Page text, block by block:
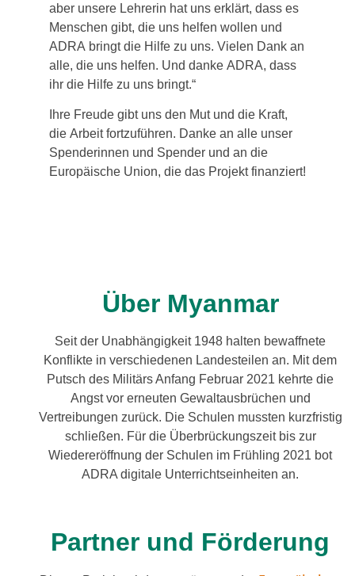
aber unse­re Lehrerin hat uns erklärt, dass es
Menschen gibt, die uns hel­fen wol­len und
ADRA bringt die Hilfe zu uns. Vielen Dank an
alle, die uns hel­fen. Und dan­ke ADRA, dass
ihr die Hilfe zu uns bringt.“
Ihre Freude gibt uns den Mut und die Kraft,
die Arbeit fort­zu­füh­ren. Danke an alle unser
Spenderinnen und Spender und an die
Europäische Union, die das Projekt finan­ziert!
Über Myanmar
Seit der Unabhängigkeit 1948 hal­ten bewaff­ne­te
Konflikte in ver­schie­de­nen Landesteilen an. Mit dem
Putsch des Militärs Anfang Februar 2021 kehr­te die
Angst vor erneu­ten Gewaltausbrüchen und
Vertreibungen zurück. Die Schulen muss­ten kurz­fris­tig
schlie­ßen. Für die Überbrückungszeit bis zur
Wiedereröffnung der Schulen im Frühling 2021 bot
ADRA digi­ta­le Unterrichtseinheiten an.
Partner und Förderung